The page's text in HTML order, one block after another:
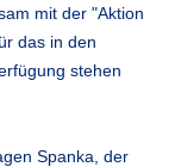
mit der "Aktion
das in den
stehen
Spanka, der